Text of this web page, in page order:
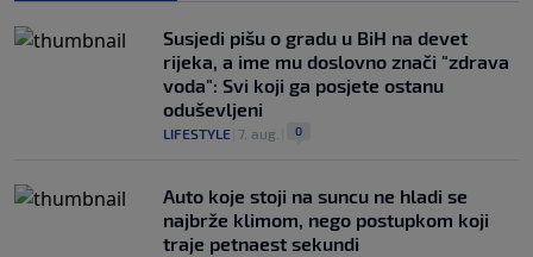
Susjedi pišu o gradu u BiH na devet
rijeka, a ime mu doslovno znači "zdrava
voda": Svi koji ga posjete ostanu
oduševljeni
LIFESTYLE 7. aug. 0
Auto koje stoji na suncu ne hladi se
najbrže klimom, nego postupkom koji
traje petnaest sekundi